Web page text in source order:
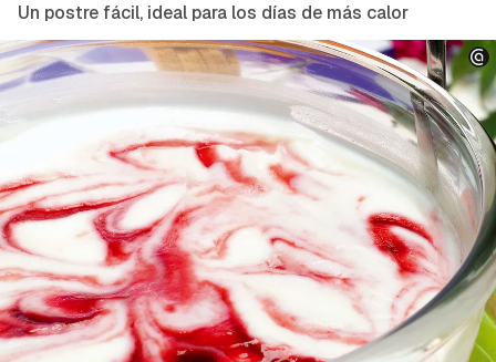
Un postre fácil, ideal para los días de más calor